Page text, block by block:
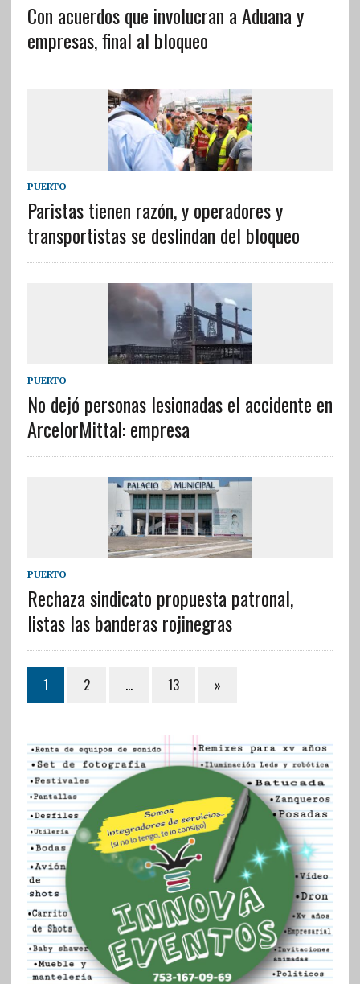
Con acuerdos que involucran a Aduana y
empresas, final al bloqueo
PUERTO
Paristas tienen razón, y operadores y
transportistas se deslindan del bloqueo
PUERTO
No dejó personas lesionadas el accidente en
ArcelorMittal: empresa
PUERTO
Rechaza sindicato propuesta patronal,
listas las banderas rojinegras
1 2 … 13 »